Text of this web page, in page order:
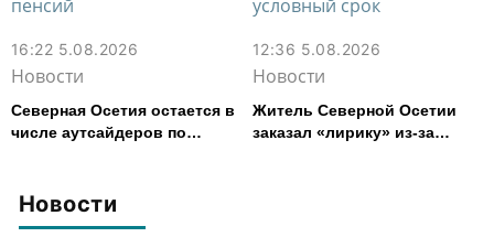
Новости
16:22 5.08.2026
Новости
Северная Осетия остается в
числе аутсайдеров по
12:36 5.08.2026
Новости
Житель Северной Осетии
заказал «лирику» из-за